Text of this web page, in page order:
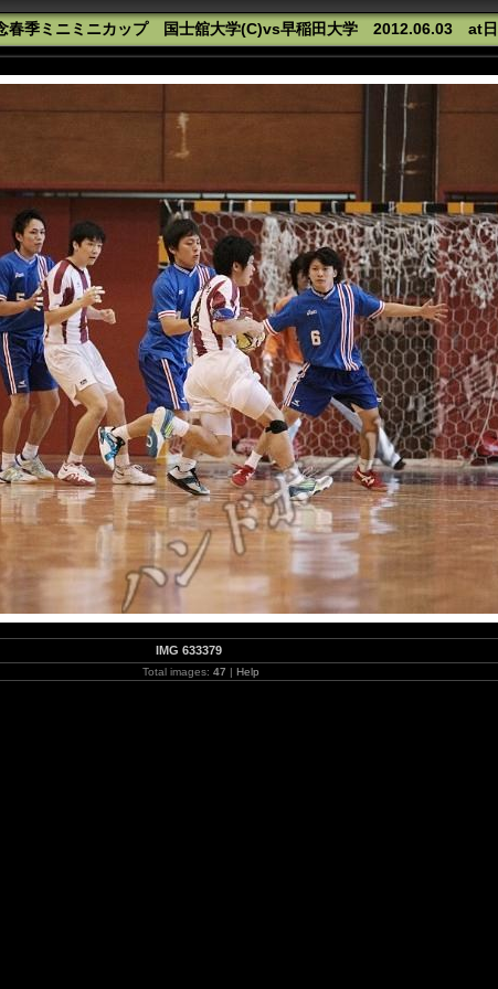
季ミニミニカップ 国士舘大学(C)vs早稲田大学 2012.06.03 at日
IMG 633379
Total images: 47 | Help